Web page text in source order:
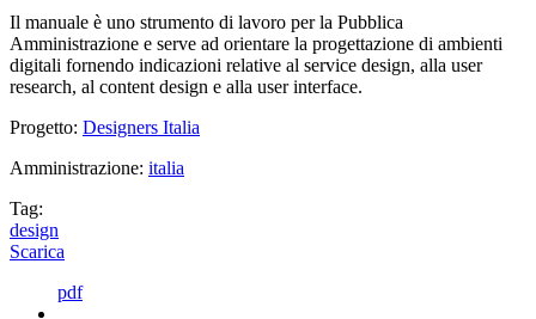
Il manuale è uno strumento di lavoro per la Pubblica
Amministrazione e serve ad orientare la progettazione di ambienti
digitali fornendo indicazioni relative al service design, alla user
research, al content design e alla user interface.
Progetto: Designers Italia
Amministrazione: italia
Tag:
design
Scarica
pdf